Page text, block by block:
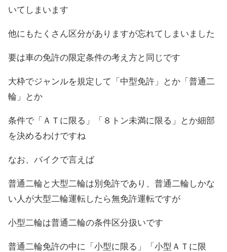
いてしまいます
他にもたくさん区分がありますが忘れてしまいました
要は車の免許の限定条件の考え方と同じです
大枠でジャンルを規定して「中型免許」とか「普通二
輪」とか
条件で「ＡＴに限る」「８トン未満に限る」とか細部
を決めるわけですね
なお、バイクで言えば
普通二輪と大型二輪は別免許であり、普通二輪しかな
い人が大型二輪運転したら無免許運転ですが
小型二輪は普通二輪の条件区分扱いです
普通二輪免許の中に「小型に限る」「小型ＡＴに限